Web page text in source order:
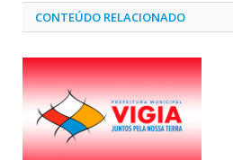
CONTEÚDO RELACIONADO